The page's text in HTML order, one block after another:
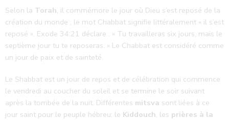
Selon la Torah, il commémore le jour où Dieu s’est reposé de la
création du monde ; le mot Chabbat signifie littéralement « il s’est
reposé ». Exode 34:21 déclare : « Tu travailleras six jours, mais le
septième jour tu te reposeras. » Le Chabbat est considéré comme
un jour de paix et de sainteté.
Le Shabbat est un jour de repos et de célébration qui commence
le vendredi au coucher du soleil et se termine le soir suivant
après la tombée de la nuit. Différentes mitsva sont liées à ce
jour saint pour le peuple hébreu: le Kiddouch, les prières à la